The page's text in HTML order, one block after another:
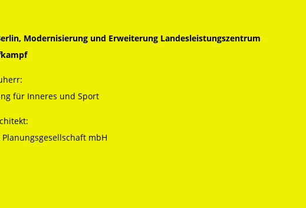
Modernisierung und Erweiterung Landesleistungszentrum
für Inneres und Sport
Planungsgesellschaft mbH